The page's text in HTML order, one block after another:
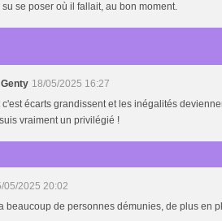
se poser où il fallait, au bon moment.
18/05/2025 16:27
c'est écarts grandissent et les inégalités
vraiment un privilégié !
05/2025 20:02
beaucoup de personnes démunies, de plus en